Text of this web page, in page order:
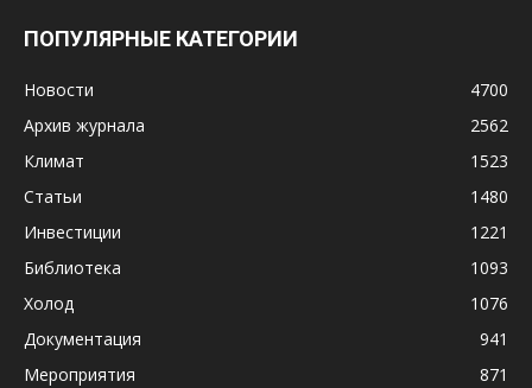
ПОПУЛЯРНЫЕ КАТЕГОРИИ
Новости
4700
Архив журнала
2562
Климат
1523
Статьи
1480
Инвестиции
1221
Библиотека
1093
Холод
1076
Документация
941
Мероприятия
871